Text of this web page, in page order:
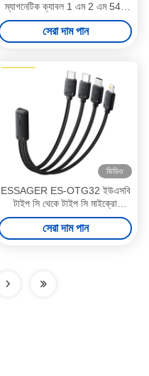
ম্যাগনেটিক ক্যাবল 1 এম 2 এম 540
ডাটা ট্রান্সফার সহ ঘূর্ণন
সেরা দাম পান
ভিডিও
ESSAGER ES-OTG32 ইউএসবি
টাইপ সি থেকে টাইপ সি মাইক্রো
ইউএসবি লাইটনিং ৪ ইন ১ অ্যাডাপ্টার
চার্জিং ক্যাবল
সেরা দাম পান